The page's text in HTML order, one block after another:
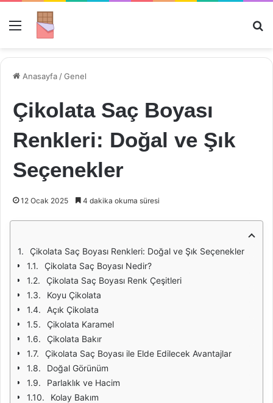
Menü
Anasayfa /Genel
Çikolata Saç Boyası
Renkleri: Doğal ve Şık
Seçenekler
12 Ocak 2025 4 dakika okuma süresi
Çikolata Saç Boyası Renkleri: Doğal ve Şık Seçenekler
Çikolata Saç Boyası Nedir?
Çikolata Saç Boyası Renk Çeşitleri
Koyu Çikolata
Açık Çikolata
Çikolata Karamel
Çikolata Bakır
Çikolata Saç Boyası ile Elde Edilecek Avantajlar
Doğal Görünüm
Parlaklık ve Hacim
Kolay Bakım